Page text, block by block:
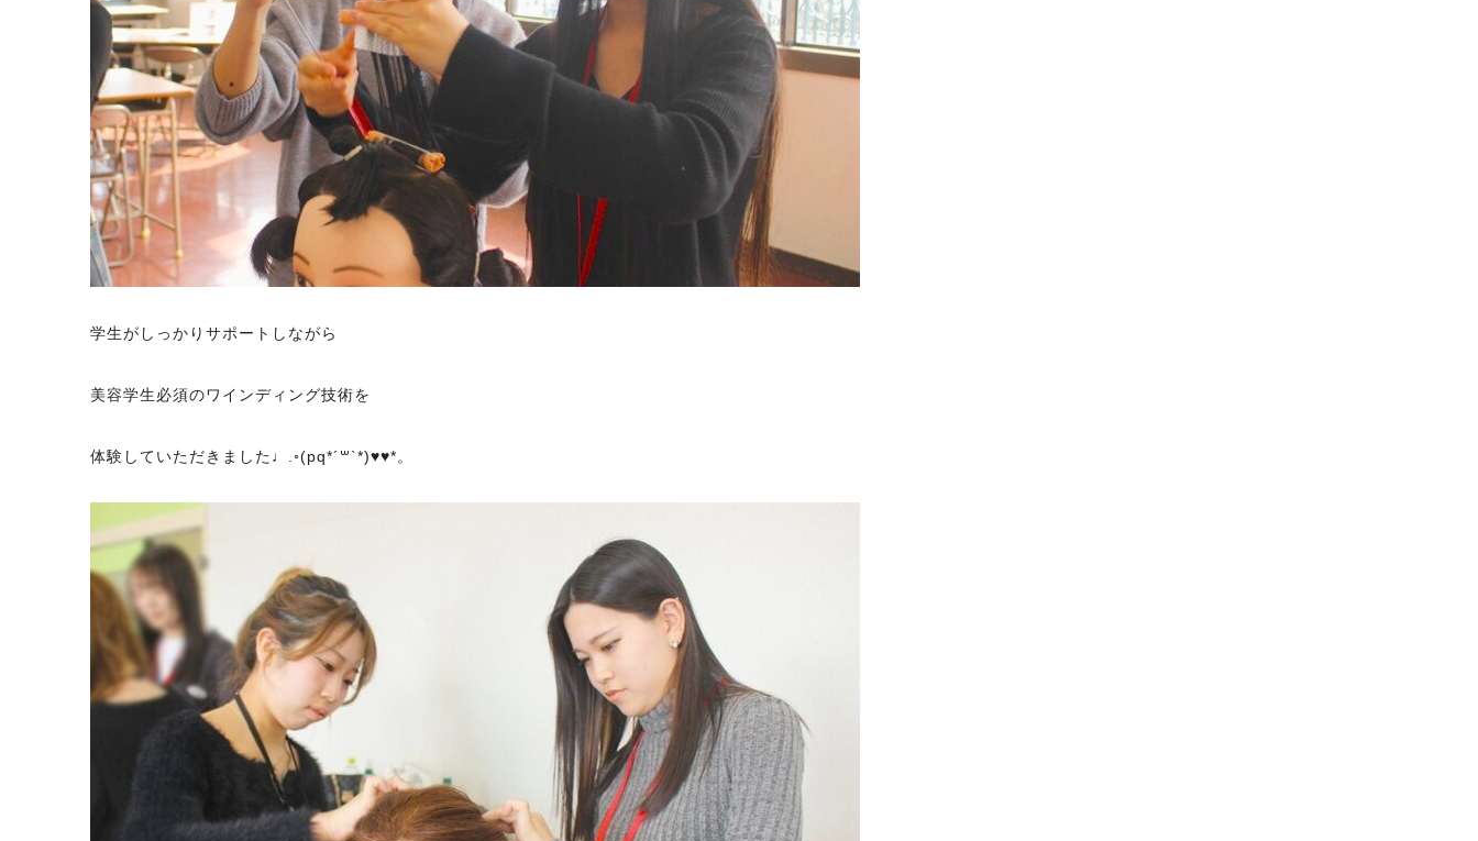
学生がしっかりサポートしながら
美容学生必須のワインディング技術を
体験していただきました♩.◦(pq*´꒳`*)♥♥*。